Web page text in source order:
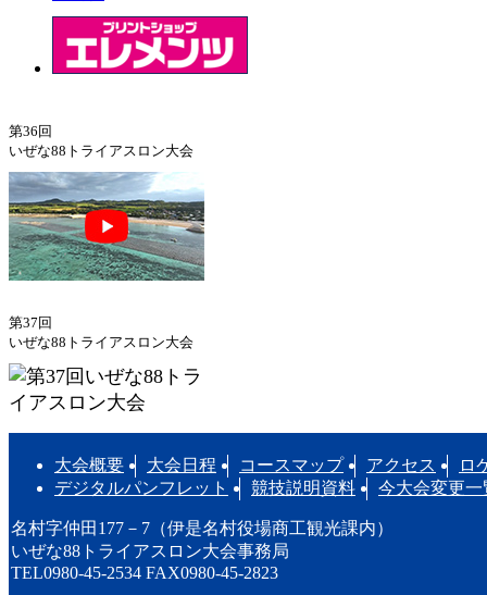
第36回
いぜな88トライアスロン大会
第37回
いぜな88トライアスロン大会
大会概要 大会日程 コースマップ アクセス
ロ
デジタルパンフレット
競技説明資料 今大会変更一
名村字仲田177－7（伊是名村役場商工観光課内）
いぜな88トライアスロン大会事務局
TEL0980-45-2534 FAX0980-45-2823